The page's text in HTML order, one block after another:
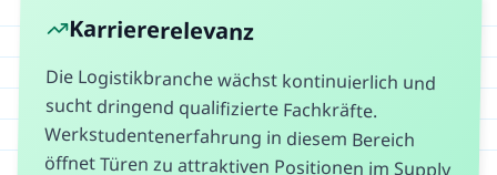
Karriererelevanz
Die Logistikbranche wächst kontinuierlich und
sucht dringend qualifizierte Fachkräfte.
Werkstudentenerfahrung in diesem Bereich
öffnet Türen zu attraktiven Positionen im Supply
Chain Management, in der Beschaffung oder in
der Logistikberatung. Besonders gefragt sind
Absolventen, die digitale Tools beherrschen und